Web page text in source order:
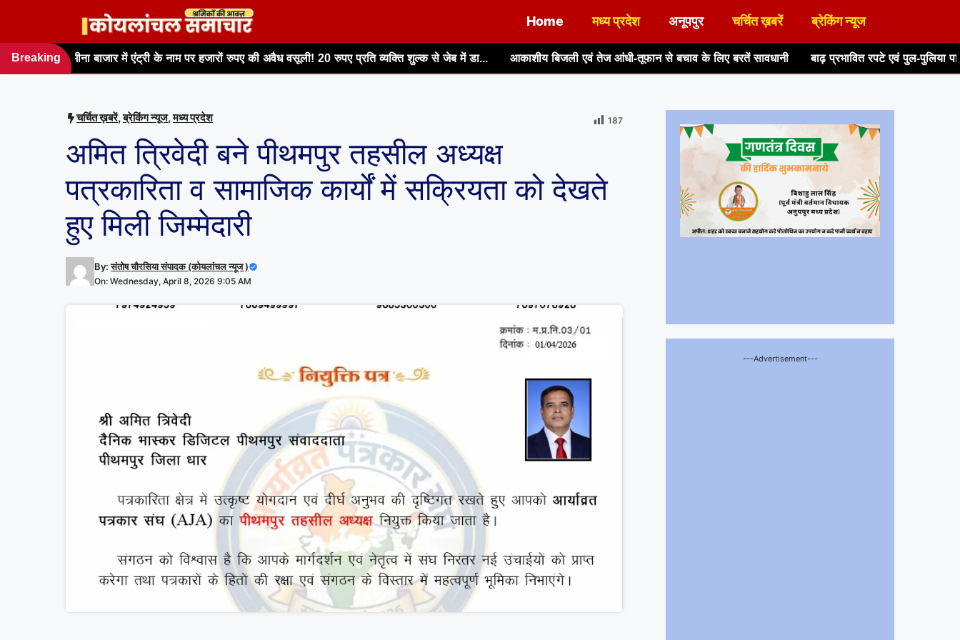
content
Home मध्य प्रदेश अनूपपुर चर्चित ख़बरें ब्रेकिंग न्यूज
Breaking
में एंट्री के नाम पर हजारों रुपए की अवैध वसूली! 20 रुपए प्रति व्यक्ति शुल्क से जेब में डा... आकाशीय बिजली एवं तेज आंधी-तूफान से बचाव के लिए बरतें सावधानी बाढ़ प्रभावित रपटे एवं पुल-पुलिया पार करने का प्रयास न
चर्चित ख़बरें,ब्रेकिंग न्यूज,मध्य प्रदेश 187
अमित त्रिवेदी बने पीथमपुर तहसील अध्यक्ष
पत्रकारिता व सामाजिक कार्यों में सक्रियता को देखते
हुए मिली जिम्मेदारी
By:संतोष चौरसिया संपादक (कोयलांचल न्यूज )
On: Wednesday, April 8, 2026 9:05 AM
---Advertisement---